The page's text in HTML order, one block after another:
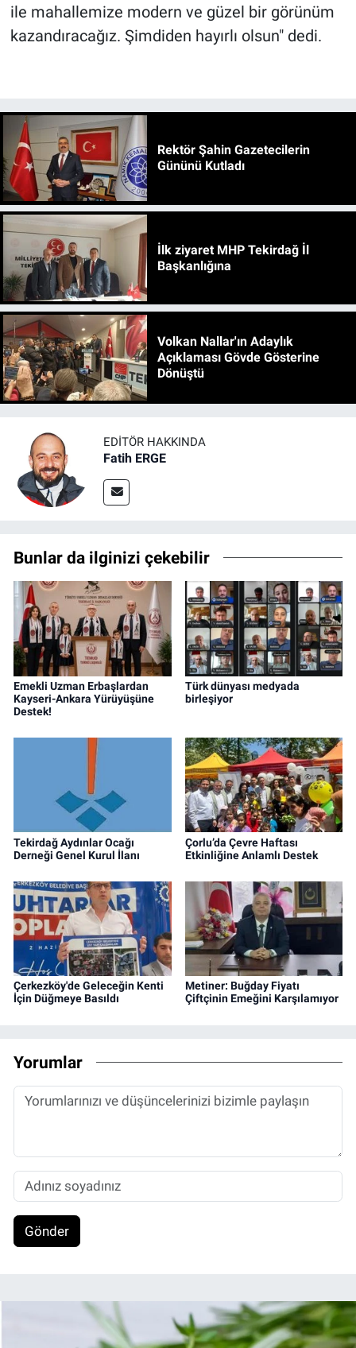
ile mahallemize modern ve güzel bir görünüm
kazandıracağız. Şimdiden hayırlı olsun" dedi.
Rektör Şahin Gazetecilerin
Gününü Kutladı
İlk ziyaret MHP Tekirdağ İl
Başkanlığına
Volkan Nallar'ın Adaylık
Açıklaması Gövde Gösterine
Dönüştü
EDITÖR HAKKINDA
Fatih ERGE
Bunlar da ilginizi çekebilir
Emekli Uzman Erbaşlardan
Kayseri-Ankara Yürüyüşüne
Destek!
Türk dünyası medyada
birleşiyor
Tekirdağ Aydınlar Ocağı
Derneği Genel Kurul İlanı
Çorlu’da Çevre Haftası
Etkinliğine Anlamlı Destek
Çerkezköy'de Geleceğin Kenti
İçin Düğmeye Basıldı
Metiner: Buğday Fiyatı
Çiftçinin Emeğini Karşılamıyor
Yorumlar
Gönder